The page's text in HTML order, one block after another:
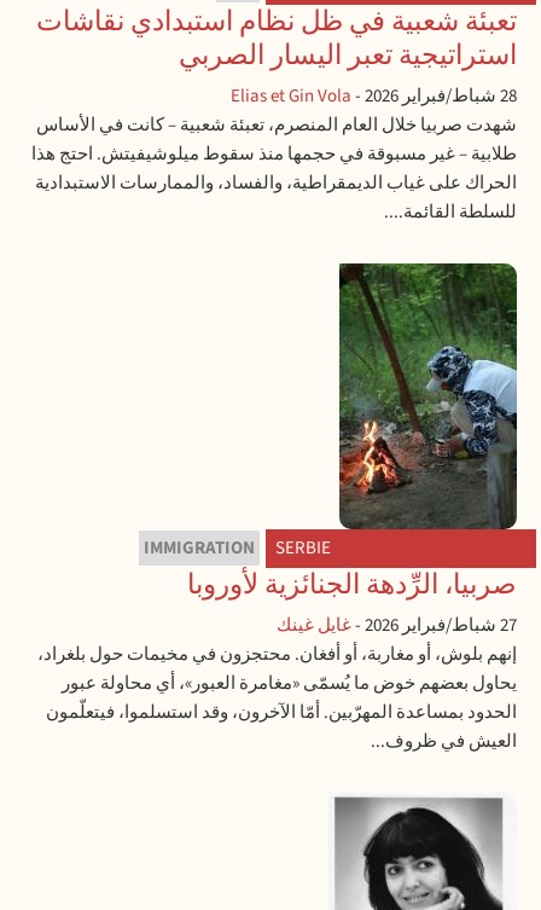
تعبئة شعبية في ظل نظام استبدادي نقاشات
استراتيجية تعبر اليسار الصربي
28 شباط/فبراير 2026 -
Elias et Gin Vola
شهدت صربيا خلال العام المنصرم، تعبئة شعبية – كانت في الأساس
طلابية – غير مسبوقة في حجمها منذ سقوط ميلوشيفيتش. احتج هذا
الحراك على غياب الديمقراطية، والفساد، والممارسات الاستبدادية
للسلطة القائمة....
SERBIE
IMMIGRATION
صربيا، الرِّدهة الجنائزية لأوروبا
27 شباط/فبراير 2026 -غايل غينك
إنهم بلوش، أو مغاربة، أو أفغان. محتجزون في مخيمات حول بلغراد،
يحاول بعضهم خوض ما يُسمّى «مغامرة العبور»، أي محاولة عبور
الحدود بمساعدة المهرّبين. أمّا الآخرون، وقد استسلموا، فيتعلّمون
العيش في ظروف...